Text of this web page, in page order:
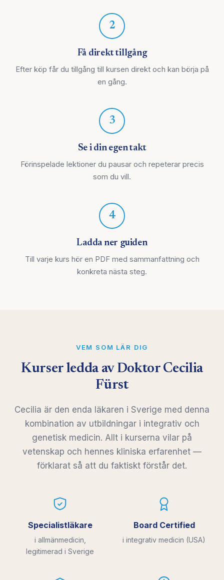
2
Få direkt tillgång
Efter köp får du tillgång till kursen direkt och kan börja på
en gång.
3
Se i din egen takt
Förinspelade lektioner du pausar och repeterar precis
som du vill.
4
Ladda ner guiden
Till varje kurs hör en PDF med sammanfattning och
konkreta nästa steg.
VEM SOM LÄR DIG
Kurser ledda av Doktor Cecilia
Fürst
Cecilia är den enda läkaren i Sverige med denna
kombination av utbildningar i integrativ och
genetisk medicin. Allt i kurserna vilar på
vetenskap och hennes kliniska erfarenhet —
förklarat så att du faktiskt förstår det.
Specialistläkare
i allmänmedicin,
legitimerad i Sverige
Board Certified
i integrativ medicin (USA)